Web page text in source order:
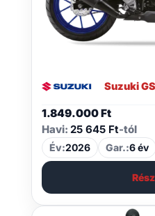
Suzuki
1.849.000Ft
Havi: 25 645 Ft-tól
Év:2026 Gar.:6 év